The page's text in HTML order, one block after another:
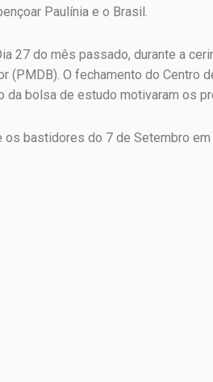
Paulínia e o Brasil.
27 do mês passado, durante a
(PMDB). O fechamento do Centro
da bolsa de estudo motivaram os
os bastidores do 7 de Setembro em